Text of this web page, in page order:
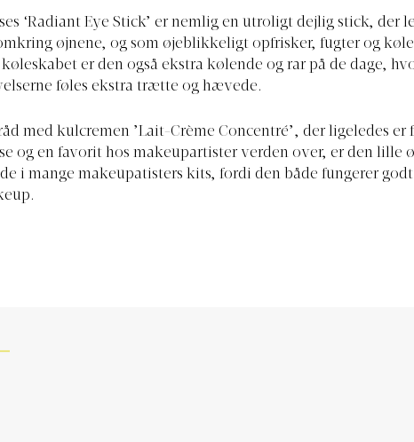
‘Radiant Eye Stick’ er nemlig en utroligt dejlig stick, der
øjnene, og som øjeblikkeligt opfrisker, fugter og
er den også ekstra kølende og rar på de dage,
føles ekstra trætte og hævede.
med kulcremen ’Lait-Crème Concentré’, der ligeledes er
og en favorit hos makeupartister verden over, er den lille
i mange makeupatisters kits, fordi den både fungerer